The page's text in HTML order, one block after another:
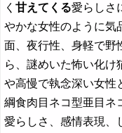
く甘えてくる愛らしさ
やかな女性のように気
面、夜行性、身軽で野
ら、謎めいた怖い化け
や高慢で執念深い女性
綱食肉目ネコ型亜目ネ
愛らしさ、感情表現、